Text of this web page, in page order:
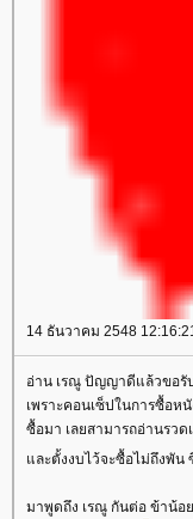
14 ธันวาคม 2548
อ่าน เรณู ปัญญาดีแล้วขอรั
เพราะคอนเซ็ปในการซื้อห
ซื้อมา เลยสามารถอ่านรวด
ละตั้งงบไว้จะซื้อไม่ถึงพัน
มาพูดถึง เรณู กันต่อ ข้าน้อ